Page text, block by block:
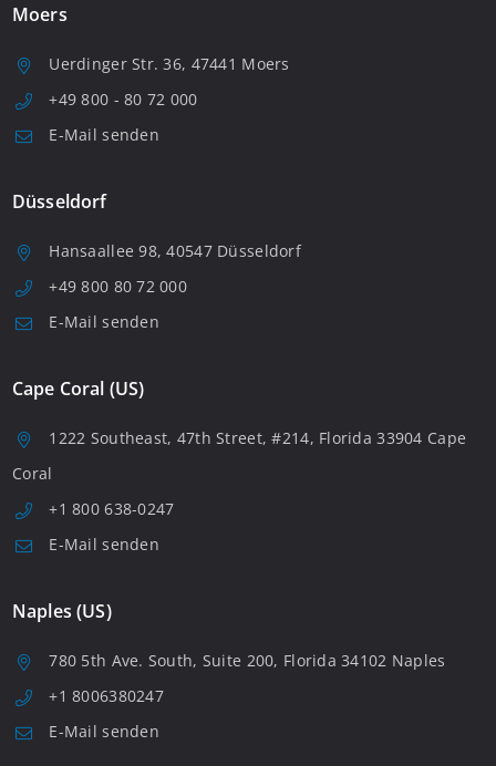
Moers
Uerdinger Str. 36, 47441 Moers
+49 800 - 80 72 000
E-Mail senden
Düsseldorf
Hansaallee 98, 40547 Düsseldorf
+49 800 80 72 000
E-Mail senden
Cape Coral (US)
1222 Southeast, 47th Street, #214, Florida 33904 Cape
Coral
+1 800 638-0247
E-Mail senden
Naples (US)
780 5th Ave. South, Suite 200, Florida 34102 Naples
+1 8006380247
E-Mail senden